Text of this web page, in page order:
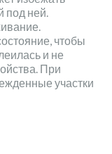
под ней.
чтобы
и не
При
участки